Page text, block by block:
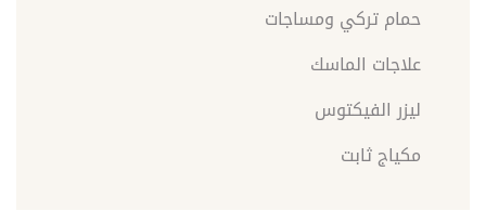
حمام تركي ومساجات
علاجات الماسك
ليزر الفيكتوس
مكياج ثابت